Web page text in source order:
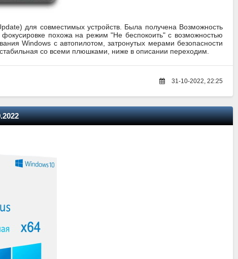
для совместимых устройств. Была получена Возможность
похожа на режим "Не беспокоить" с возможностью
Windows с автопилотом, затронутых мерами безопасности
со всеми плюшками, ниже в описании переходим.
31-10-2022, 22:25